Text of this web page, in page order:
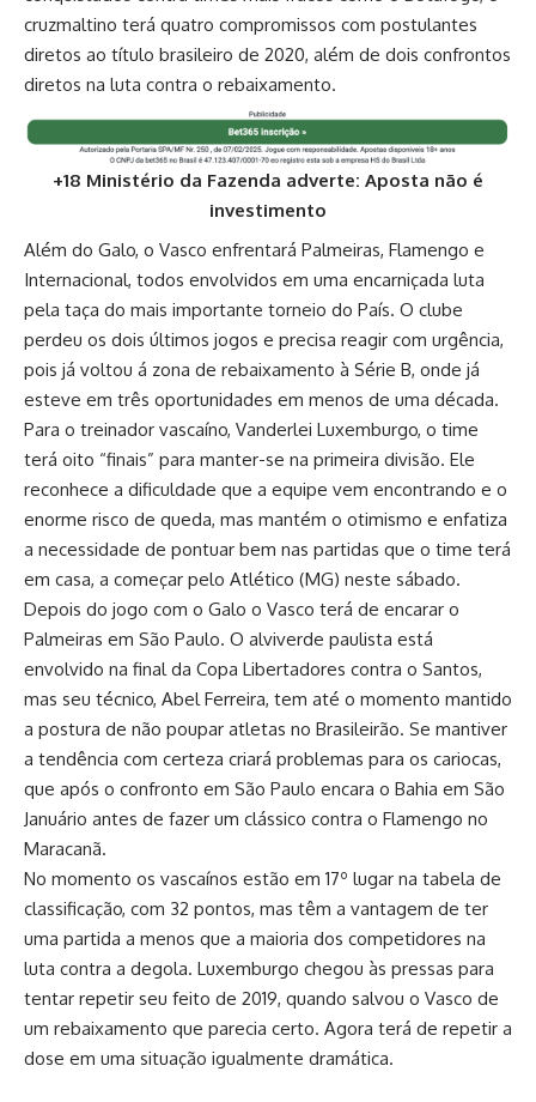
cruzmaltino terá quatro compromissos com postulantes
diretos ao título brasileiro de 2020, além de dois confrontos
diretos na luta contra o rebaixamento.
+18 Ministério da Fazenda adverte: Aposta não é
investimento
Além do Galo, o Vasco enfrentará Palmeiras, Flamengo e
Internacional, todos envolvidos em uma encarniçada luta
pela taça do mais importante torneio do País. O clube
perdeu os dois últimos jogos e precisa reagir com urgência,
pois já voltou á zona de rebaixamento à Série B, onde já
esteve em três oportunidades em menos de uma década.
Para o treinador vascaíno, Vanderlei Luxemburgo, o time
terá oito “finais” para manter-se na primeira divisão. Ele
reconhece a dificuldade que a equipe vem encontrando e o
enorme risco de queda, mas mantém o otimismo e enfatiza
a necessidade de pontuar bem nas partidas que o time terá
em casa, a começar pelo Atlético (MG) neste sábado.
Depois do jogo com o Galo o Vasco terá de encarar o
Palmeiras em São Paulo. O alviverde paulista está
envolvido na final da Copa Libertadores contra o Santos,
mas seu técnico, Abel Ferreira, tem até o momento mantido
a postura de não poupar atletas no Brasileirão. Se mantiver
a tendência com certeza criará problemas para os cariocas,
que após o confronto em São Paulo encara o Bahia em São
Januário antes de fazer um clássico contra o Flamengo no
Maracanã.
No momento os vascaínos estão em 17º lugar na tabela de
classificação, com 32 pontos, mas têm a vantagem de ter
uma partida a menos que a maioria dos competidores na
luta contra a degola. Luxemburgo chegou às pressas para
tentar repetir seu feito de 2019, quando salvou o Vasco de
um rebaixamento que parecia certo. Agora terá de repetir a
dose em uma situação igualmente dramática.